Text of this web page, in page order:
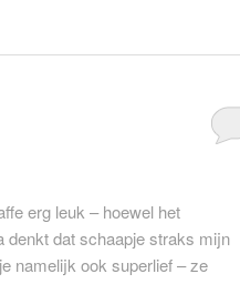
erg leuk – hoewel het
denkt dat schaapje straks mijn
namelijk ook superlief – ze